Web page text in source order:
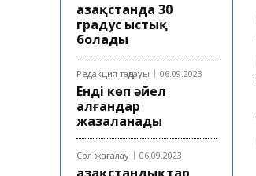
Қазақстанда 30
градус ыстық
болады
Редакция таңдауы 06.09.2023
Енді көп әйел
алғандар
жазаланады
Сол жағалау 06.09.2023